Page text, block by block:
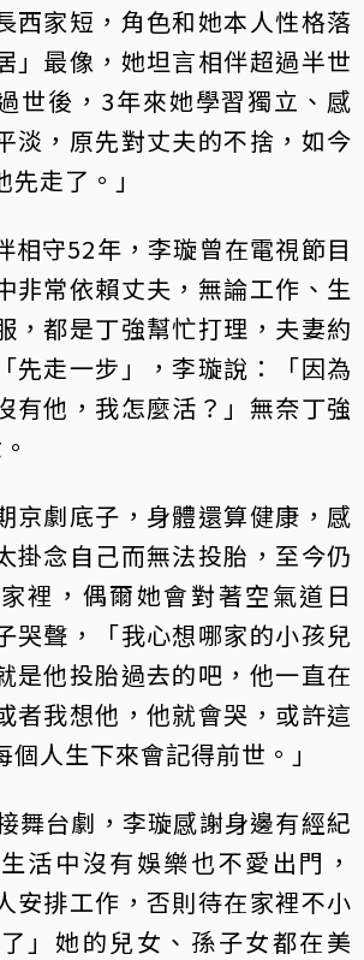
西家短，角色和她本人性格落
」最像，她坦言相伴超過半世
世後，3年來她學習獨立、感
淡，原先對丈夫的不捨，如今
走了。」
相守52年，李璇曾在電視節目
非常依賴丈夫，無論工作、生
，都是丁強幫忙打理，夫妻約
先走一步」，李璇說：「因為
有他，我怎麼活？」無奈丁強
京劇底子，身體還算健康，感
掛念自己而無法投胎，至今仍
裡，偶爾她會對著空氣道日
哭聲，「我心想哪家的小孩兒
是他投胎過去的吧，他一直在
者我想他，他就會哭，或許這
個人生下來會記得前世。」
舞台劇，李璇感謝身邊有經紀
活中沒有娛樂也不愛出門，
安排工作，否則待在家裡不小
」她的兒女、孫子女都在美